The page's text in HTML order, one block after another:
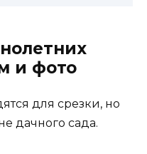
и фото
для срезки, но
дачного сада.